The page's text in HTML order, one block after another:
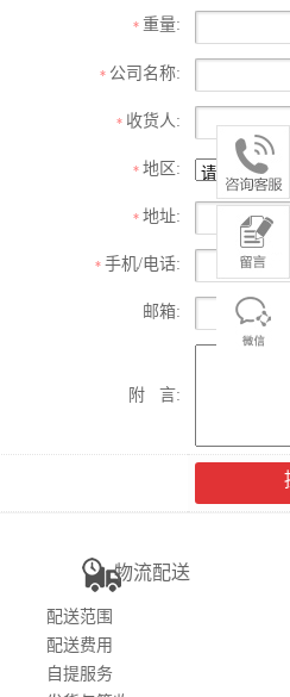
* 重量:
* 公司名称:
* 收货人:
* 地区:
* 地址:
* 手机/电话:
邮箱:
附 言:
物流配送
配送范围
配送费用
自提服务